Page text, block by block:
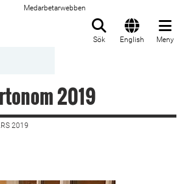
Medarbetarwebben
Sök English Meny
2019
2019